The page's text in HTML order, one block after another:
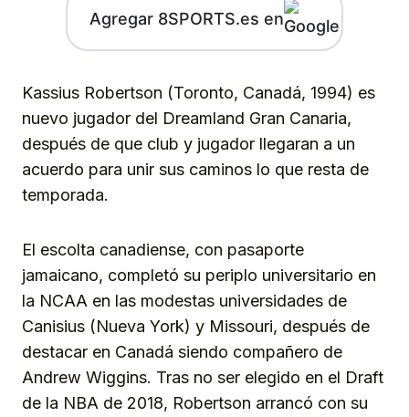
Agregar 8SPORTS.es en
Kassius Robertson (Toronto, Canadá, 1994) es
nuevo jugador del Dreamland Gran Canaria,
después de que club y jugador llegaran a un
acuerdo para unir sus caminos lo que resta de
temporada.
El escolta canadiense, con pasaporte
jamaicano, completó su periplo universitario en
la NCAA en las modestas universidades de
Canisius (Nueva York) y Missouri, después de
destacar en Canadá siendo compañero de
Andrew Wiggins. Tras no ser elegido en el Draft
de la NBA de 2018, Robertson arrancó con su